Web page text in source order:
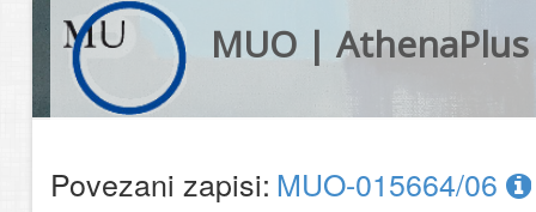
MUO | AthenaPlus
Povezani zapisi: MUO-015664/06